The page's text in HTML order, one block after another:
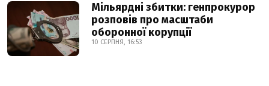
Мільярдні збитки: генпрокурор
розповів про масштаби
оборонної корупції
10 СЕРПНЯ, 16:53